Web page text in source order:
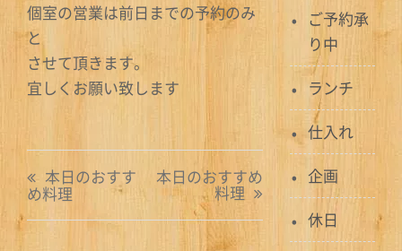
個室の営業は前日までの予約のみ
と
させて頂きます。
宜しくお願い致します
投
稿
本日のおすす
め料理
本日のおすすめ
料理
ご予約承
り中
ランチ
仕入れ
企画
休日